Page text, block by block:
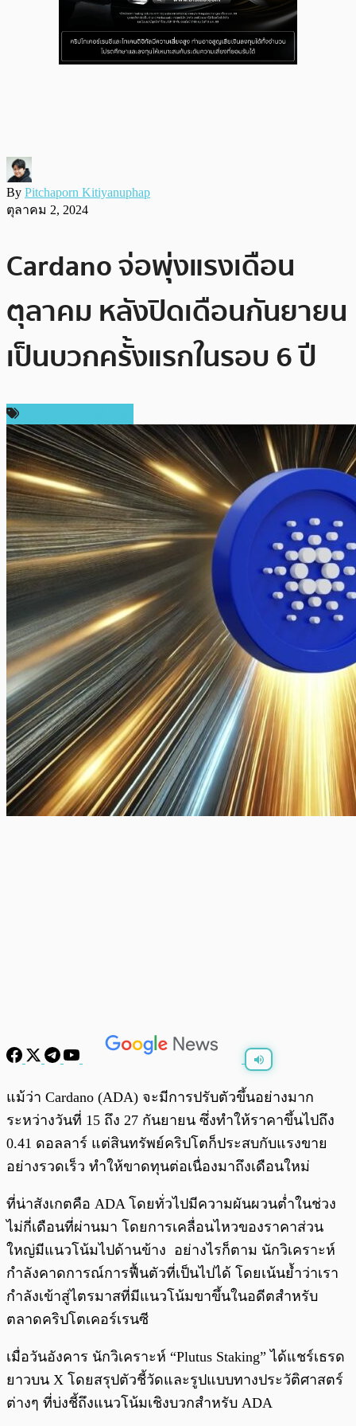
By Pitchaporn Kitiyanuphap
ตุลาคม 2, 2024
Cardano จ่อพุ่งแรงเดือน
ตุลาคม หลังปิดเดือนกันยายน
เป็นบวกครั้งแรกในรอบ 6 ปี
0:00
แม้ว่า Cardano (ADA) จะมีการปรับตัวขึ้นอย่างมาก
ระหว่างวันที่ 15 ถึง 27 กันยายน ซึ่งทำให้ราคาขึ้นไปถึง
0.41 ดอลลาร์ แต่สินทรัพย์คริปโตก็ประสบกับแรงขาย
อย่างรวดเร็ว ทำให้ขาดทุนต่อเนื่องมาถึงเดือนใหม่
ที่น่าสังเกตคือ ADA โดยทั่วไปมีความผันผวนต่ำในช่วง
ไม่กี่เดือนที่ผ่านมา โดยการเคลื่อนไหวของราคาส่วน
ใหญ่มีแนวโน้มไปด้านข้าง อย่างไรก็ตาม นักวิเคราะห์
กำลังคาดการณ์การฟื้นตัวที่เป็นไปได้ โดยเน้นย้ำว่าเรา
กำลังเข้าสู่ไตรมาสที่มีแนวโน้มขาขึ้นในอดีตสำหรับ
ตลาดคริปโตเคอร์เรนซี
เมื่อวันอังคาร นักวิเคราะห์ “Plutus Staking” ได้แชร์เธรด
ยาวบน X โดยสรุปตัวชี้วัดและรูปแบบทางประวัติศาสตร์
ต่างๆ ที่บ่งชี้ถึงแนวโน้มเชิงบวกสำหรับ ADA